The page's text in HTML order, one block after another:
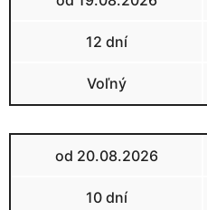
12 dní
Voľný
od 20.08.2026
10 dní